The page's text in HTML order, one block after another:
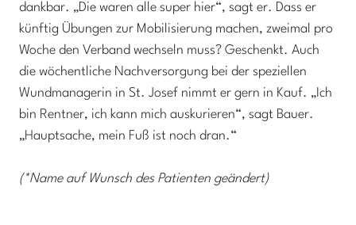
dankbar. „Die waren alle super hier“, sagt er. Dass er
künftig Übungen zur Mobilisierung machen, zweimal pro
Woche den Verband wechseln muss? Geschenkt. Auch
die wöchentliche Nachversorgung bei der speziellen
Wundmanagerin in St. Josef nimmt er gern in Kauf. „Ich
bin Rentner, ich kann mich auskurieren“, sagt Bauer.
„Hauptsache, mein Fuß ist noch dran.“
(*Name auf Wunsch des Patienten geändert)